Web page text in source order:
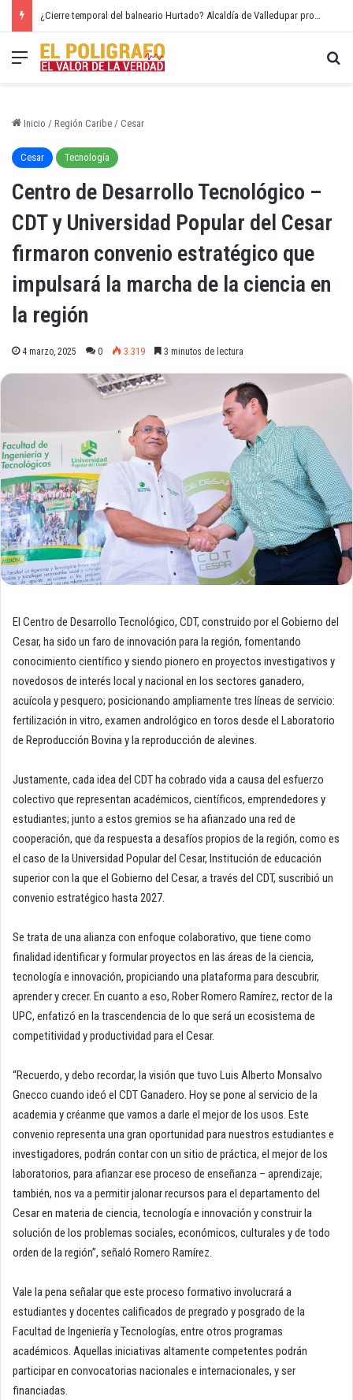
¿Cierre temporal del balneario Hurtado? Alcaldía de Valledupar propone recuperar el río Guatapurí
Menú
Inicio / Región Caribe / Cesar
Cesar Tecnología
Centro de Desarrollo Tecnológico –
CDT y Universidad Popular del Cesar
firmaron convenio estratégico que
impulsará la marcha de la ciencia en
la región
4 marzo, 2025 0 3.319 3 minutos de lectura
El Centro de Desarrollo Tecnológico, CDT, construido por el Gobierno del
Cesar, ha sido un faro de innovación para la región, fomentando
conocimiento científico y siendo pionero en proyectos investigativos y
novedosos de interés local y nacional en los sectores ganadero,
acuícola y pesquero; posicionando ampliamente tres líneas de servicio:
fertilización in vitro, examen andrológico en toros desde el Laboratorio
de Reproducción Bovina y la reproducción de alevines.
Justamente, cada idea del CDT ha cobrado vida a causa del esfuerzo
colectivo que representan académicos, científicos, emprendedores y
estudiantes; junto a estos gremios se ha afianzado una red de
cooperación, que da respuesta a desafíos propios de la región, como es
el caso de la Universidad Popular del Cesar, Institución de educación
superior con la que el Gobierno del Cesar, a través del CDT, suscribió un
convenio estratégico hasta 2027.
Se trata de una alianza con enfoque colaborativo, que tiene como
finalidad identificar y formular proyectos en las áreas de la ciencia,
tecnología e innovación, propiciando una plataforma para descubrir,
aprender y crecer. En cuanto a eso, Rober Romero Ramírez, rector de la
UPC, enfatizó en la trascendencia de lo que será un ecosistema de
competitividad y productividad para el Cesar.
“Recuerdo, y debo recordar, la visión que tuvo Luis Alberto Monsalvo
Gnecco cuando ideó el CDT Ganadero. Hoy se pone al servicio de la
academia y créanme que vamos a darle el mejor de los usos. Este
convenio representa una gran oportunidad para nuestros estudiantes e
investigadores, podrán contar con un sitio de práctica, el mejor de los
laboratorios, para afianzar ese proceso de enseñanza – aprendizaje;
también, nos va a permitir jalonar recursos para el departamento del
Cesar en materia de ciencia, tecnología e innovación y construir la
solución de los problemas sociales, económicos, culturales y de todo
orden de la región”, señaló Romero Ramírez.
Vale la pena señalar que este proceso formativo involucrará a
estudiantes y docentes calificados de pregrado y posgrado de la
Facultad de Ingeniería y Tecnologías, entre otros programas
académicos. Aquellas iniciativas altamente competentes podrán
participar en convocatorias nacionales e internacionales, y ser
financiadas.